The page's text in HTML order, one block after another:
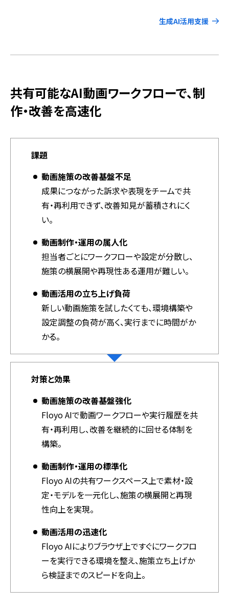
生成AI活用支援
共有可能なAI動画ワークフローで、制
作・改善を高速化
課題
動画施策の改善基盤不足
成果につながった訴求や表現をチームで共
有・再利用できず、改善知見が蓄積されにく
い。
動画制作・運用の属人化
担当者ごとにワークフローや設定が分散し、
施策の横展開や再現性ある運用が難しい。
動画活用の立ち上げ負荷
新しい動画施策を試したくても、環境構築や
設定調整の負荷が高く、実行までに時間がか
かる。
対策と効果
動画施策の改善基盤強化
Floyo AIで動画ワークフローや実行履歴を共
有・再利用し、改善を継続的に回せる体制を
構築。
動画制作・運用の標準化
Floyo AIの共有ワークスペース上で素材・設
定・モデルを一元化し、施策の横展開と再現
性向上を実現。
動画活用の迅速化
Floyo AIによりブラウザ上ですぐにワークフロ
ーを実行できる環境を整え、施策立ち上げか
ら検証までのスピードを向上。